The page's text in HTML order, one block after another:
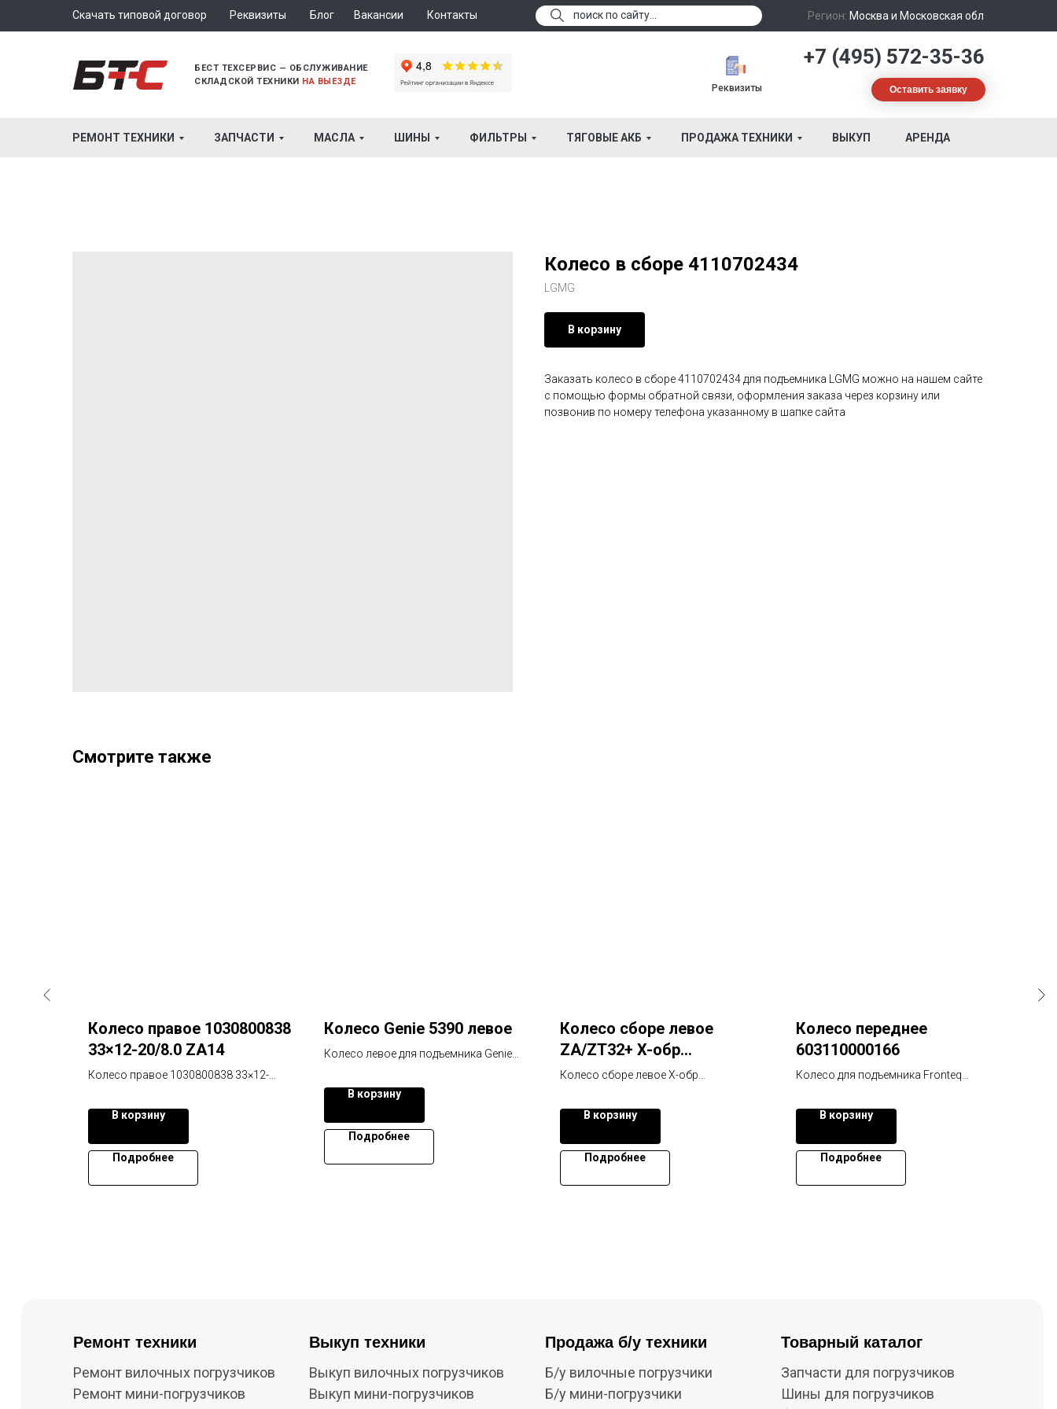
Регион: Москва и Московская обл
+7 (495) 572-35-36
БЕСТ ТЕХСЕРВИС — ОБСЛУЖИВАНИЕ
СКЛАДСКОЙ ТЕХНИКИ НА ВЫЕЗДЕ
Оставить заявку
Реквизиты
Скачать типовой договор Реквизиты Блог Вакансии Контакты поиск по сайту...
РЕМОНТ ТЕХНИКИ ЗАПЧАСТИ МАСЛА ШИНЫ ФИЛЬТРЫ ТЯГОВЫЕ АКБ ПРОДАЖА ТЕХНИКИ ВЫКУП АРЕНДА
Колесо в сборе 4110702434
LGMG
В корзину
Заказать колесо в сборе 4110702434 для подъемника LGMG можно на нашем сайте
с помощью формы обратной связи, оформления заказа через корзину или
позвонив по номеру телефона указанному в шапке сайта
Смотрите также
Колесо правое 1030800838
33×12-20/8.0 ZA14
Колесо правое 1030800838 33×12-
В корзину
Подробнее
Колесо Genie 5390 левое
Колесо левое для подъемника Genie
В корзину
Подробнее
Колесо сборе левое
ZA/ZT32+ X-обр
IN445/50D710(L)
Колесо сборе левое X-обр
подъемника Zoomlion ZA/ZT32+
В корзину
Подробнее
Колесо переднее
603110000166
Колесо для подъемника Fronteq
В корзину
Подробнее
Ремонт вилочных погрузчиков
Ремонт мини-погрузчиков
Ремонт техники Выкуп техники
Выкуп вилочных погрузчиков
Выкуп мини-погрузчиков
Продажа б/у техники
Б/у вилочные погрузчики
Б/у мини-погрузчики
Товарный каталог
Запчасти для погрузчиков
Шины для погрузчиков